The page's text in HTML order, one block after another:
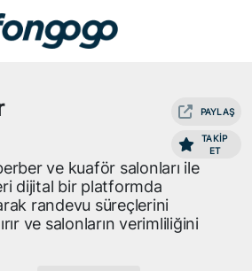
PAYLAŞ
TAKİP
ET
ve kuaför salonları ile
dijital bir platformda
randevu süreçlerini
ve salonların verimliliğini